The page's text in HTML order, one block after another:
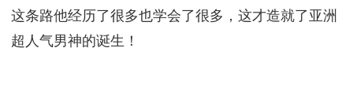
这条路他经历了很多也学会了很多，这才造就了亚洲
超人气男神的诞生！